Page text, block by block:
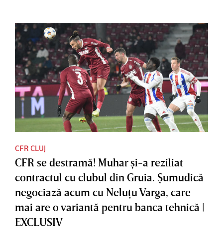
CFR CLUJ
CFR se destramă! Muhar şi-a reziliat
contractul cu clubul din Gruia. Şumudică
negociază acum cu Neluţu Varga, care
mai are o variantă pentru banca tehnică |
EXCLUSIV